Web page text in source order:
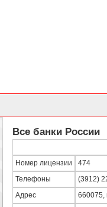
Все банки России
Номер лицензии 474
Телефоны (3912)
Адрес 660075,